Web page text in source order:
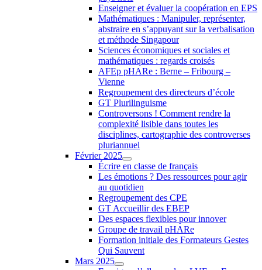
Enseigner et évaluer la coopération en EPS
Mathématiques : Manipuler, représenter,
abstraire en s’appuyant sur la verbalisation
et méthode Singapour
Sciences économiques et sociales et
mathématiques : regards croisés
AFEp pHARe : Berne – Fribourg –
Vienne
Regroupement des directeurs d’école
GT Plurilinguisme
Controversons ! Comment rendre la
complexité lisible dans toutes les
disciplines, cartographie des controverses
pluriannuel
Février 2025
Écrire en classe de français
Les émotions ? Des ressources pour agir
au quotidien
Regroupement des CPE
GT Accueillir des EBEP
Des espaces flexibles pour innover
Groupe de travail pHARe
Formation initiale des Formateurs Gestes
Qui Sauvent
Mars 2025